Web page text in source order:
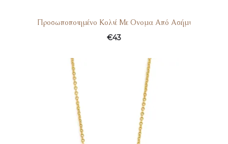
Προσωποποιημένο Κολιέ Με Ονομα Από Ασήμι
€43